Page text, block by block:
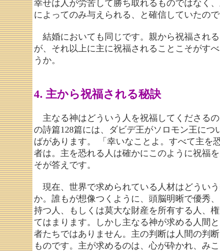
幸せは人が労苦して勝ち取れるものではなく
によってのみ与えられる、と確信していたの
結婚においても同じです。親から祝福され
が、それ以上に主に祝福されることこそがす
うか。
4. 主から祝福される秘訣
主なる神はどういう人を祝福してくださる
の詩篇128篇には、ダビデ王がソロモン王につ
ばがあります。 「幸いなことよ。すべて主を
者は。主を恐れる人は確かにこのように祝福
そが答えです。
現在、世界で求められている人材はどうい
か。誰もが想像つくように、頭脳明晰で優秀
持つ人、もしくは莫大な財産を所有する人、
てはまります。しかし主なる神が求める人間
者たちではありません。主の判断は人間の判
ものです。主が求めるのは、心が砕かれ、み